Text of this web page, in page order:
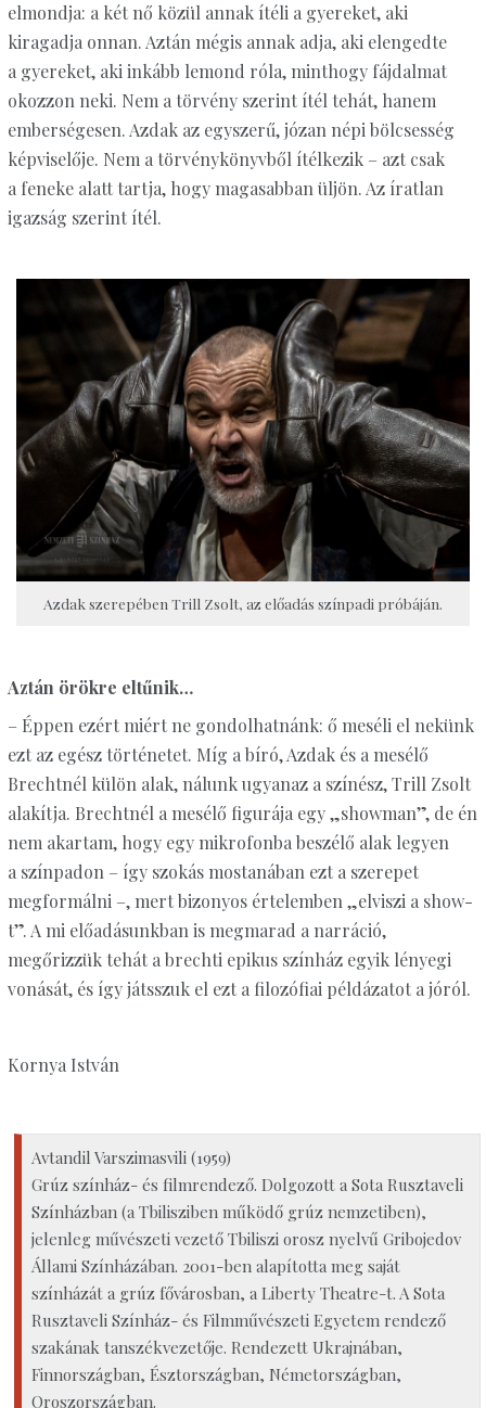
elmondja: a két nő közül annak ítéli a gyereket, aki
kiragadja onnan. Aztán mégis annak adja, aki elengedte
a gyereket, aki inkább lemond róla, minthogy fájdalmat
okozzon neki. Nem a törvény szerint ítél tehát, hanem
emberségesen. Azdak az egyszerű, józan népi bölcsesség
képviselője. Nem a törvénykönyvből ítélkezik – azt csak
a feneke alatt tartja, hogy magasabban üljön. Az íratlan
igazság szerint ítél.
Azdak szerepében Trill Zsolt, az előadás színpadi próbáján.
Aztán örökre eltűnik…
– Éppen ezért miért ne gondolhatnánk: ő meséli el nekünk
ezt az egész történetet. Míg a bíró, Azdak és a mesélő
Brechtnél külön alak, nálunk ugyanaz a színész, Trill Zsolt
alakítja. Brechtnél a mesélő figurája egy „showman”, de én
nem akartam, hogy egy mikrofonba beszélő alak legyen
a színpadon – így szokás mostanában ezt a szerepet
megformálni –, mert bizonyos értelemben „elviszi a show-
t”. A mi előadásunkban is megmarad a narráció,
megőrizzük tehát a brechti epikus színház egyik lényegi
vonását, és így játsszuk el ezt a filozófiai példázatot a jóról.
Kornya István
Avtandil Varszimasvili (1959)
Grúz színház- és filmrendező. Dolgozott a Sota Rusztaveli
Színházban (a Tbilisziben működő grúz nemzetiben),
jelenleg művészeti vezető Tbiliszi orosz nyelvű Gribojedov
Állami Színházában. 2001-ben alapította meg saját
színházát a grúz fővárosban, a Liberty Theatre-t. A Sota
Rusztaveli Színház- és Filmművészeti Egyetem rendező
szakának tanszékvezetője. Rendezett Ukrajnában,
Finnországban, Észtországban, Németországban,
Oroszországban.